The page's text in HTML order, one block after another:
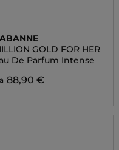
GOLD FOR HER
De Parfum Intense
88,90 €